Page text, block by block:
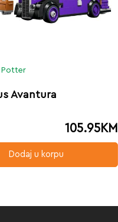
Potter
Avantura
105.95KM
Dodaj u korpu